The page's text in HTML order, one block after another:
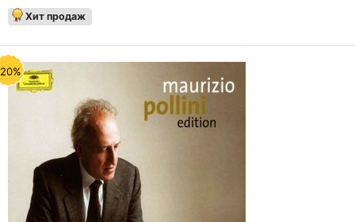
Хит продаж